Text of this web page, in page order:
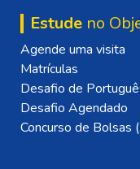
Estude no
Agende uma visita
Matrículas
Desafio de
Desafio Agendado
Concurso de Bolsas